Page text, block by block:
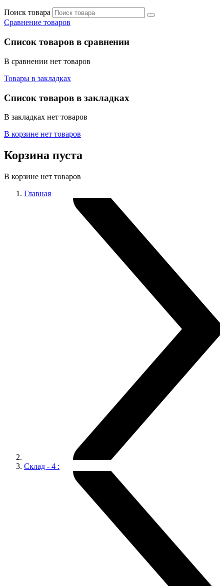
Поиск товара
Сравнение товаров
Список товаров в сравнении
В сравнении нет товаров
Товары в закладках
Список товаров в закладках
В закладках нет товаров
В корзине нет товаров
Корзина пуста
В корзине нет товаров
Главная
Склад - 4 :